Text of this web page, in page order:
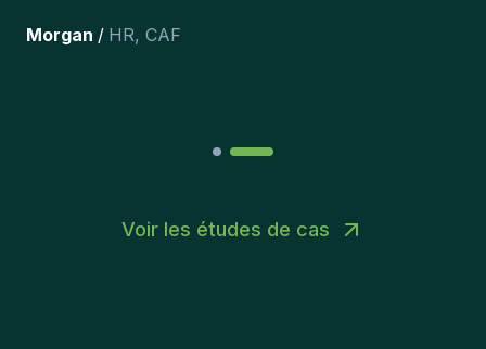
Voir les études de cas